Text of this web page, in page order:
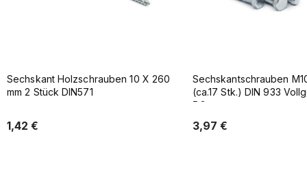
Sechskant Holzschrauben 10 X 260
mm 2 Stück DIN571
1,42 €
Sechskantschrauben
(ca.17 Stk.) DIN 933
5.8
3,97 €